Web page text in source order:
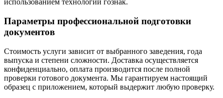
использованием технологий гознак.
Параметры профессиональной подготовки
документов
Стоимость услуги зависит от выбранного заведения, года
выпуска и степени сложности. Доставка осуществляется
конфиденциально, оплата производится после полной
проверки готового документа. Мы гарантируем настоящий
образец с приложением, который выдержит любую проверку.